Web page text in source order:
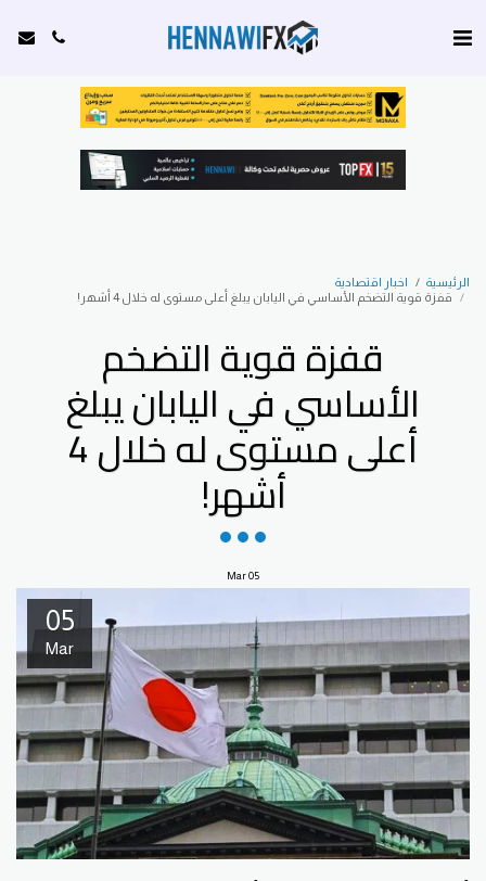
الرئيسية
اخبار اقتصادية
قفزة قوية التضخم الأساسي في اليابان يبلغ أعلى مستوى له خلال 4 أشهر!
قفزة قوية التضخم
الأساسي في اليابان يبلغ
أعلى مستوى له خلال 4
أشهر!
05
Mar
05
Mar